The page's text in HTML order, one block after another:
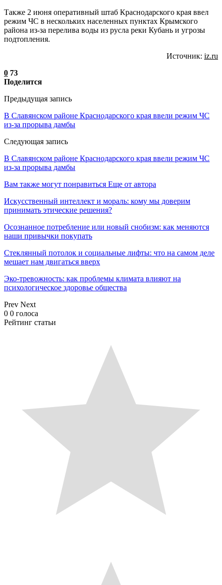
Также 2 июня оперативный штаб Краснодарского края ввел
режим ЧС в нескольких населенных пунктах Крымского
района из-за перелива воды из русла реки Кубань и угрозы
подтопления.
Источник: iz.ru
0 73
Поделится
Предыдущая запись
В Cлавянском районе Краснодарского края ввели режим ЧС
из-за прорыва дамбы
Следующая запись
В Cлавянском районе Краснодарского края ввели режим ЧС
из-за прорыва дамбы
Вам также могут понравиться Еще от автора
Искусственный интеллект и мораль: кому мы доверим
принимать этические решения?
Осознанное потребление или новый снобизм: как меняются
наши привычки покупать
Стеклянный потолок и социальные лифты: что на самом деле
мешает нам двигаться вверх
Эко-тревожность: как проблемы климата влияют на
психологическое здоровье общества
Prev Next
0 0 голоса
Рейтинг статьи